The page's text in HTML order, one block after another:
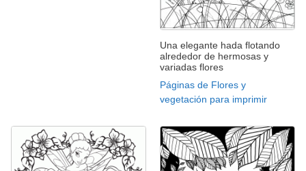
Una elegante hada flotando
alrededor de hermosas y
variadas flores
Páginas de Flores y
vegetación para imprimir